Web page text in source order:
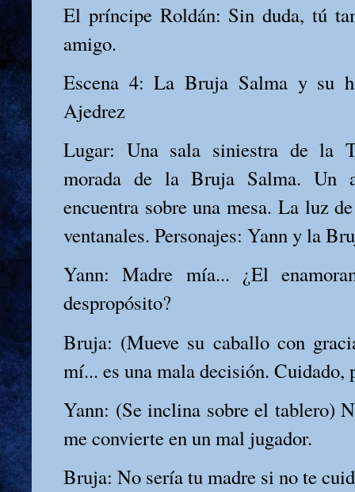
El príncipe Roldán: Sin duda, tú
amigo.
Escena 4: La Bruja Salma y su
Ajedrez
Lugar: Una sala siniestra de la
morada de la Bruja Salma. Un
encuentra sobre una mesa. La luz
ventanales. Personajes: Yann y la
Yann: Madre mía... ¿El
despropósito?
Bruja: (Mueve su caballo con
mí... es una mala decisión. Cuidado,
Yann: (Se inclina sobre el tablero)
me convierte en un mal jugador.
Bruja: No sería tu madre si no te